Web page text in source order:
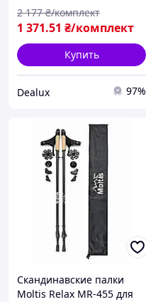
1 371.51 ₴/комплект
2 177 ₴/комплект
Купить
Dealux 97%
Скандинавские палки
Moltis Relax MR-455 для